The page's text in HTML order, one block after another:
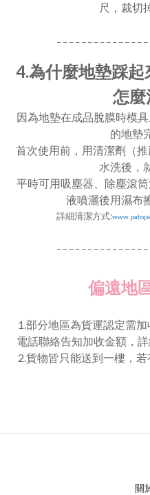
尺，裁切
4.為什麼地墊踩
怎麼
因為地墊在成品脫膜時模
的地墊
首次使用前，用清潔劑（
水洗後，
平時可用吸塵器、除塵滾
液噴灑後用濕布
詳細清潔方式:
偏遠地
1.部分地區為貨運認定需
電話聯絡告知加收金額，
2.貨物皆只能送到一樓，
關